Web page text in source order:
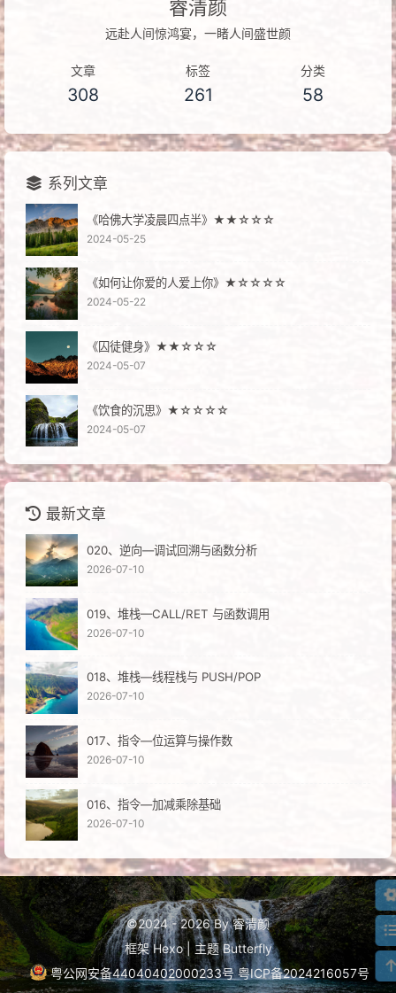
睿清颜
远赴人间惊鸿宴，一睹人间盛世颜
文章
308
标签
261
分类
58
系列文章
《哈佛大学凌晨四点半》★★☆☆☆
2024-05-25
《如何让你爱的人爱上你》★☆☆☆☆
2024-05-22
《囚徒健身》★★☆☆☆
2024-05-07
《饮食的沉思》★☆☆☆☆
2024-05-07
最新文章
020、逆向—调试回溯与函数分析
2026-07-10
019、堆栈—CALL/RET 与函数调用
2026-07-10
018、堆栈—线程栈与 PUSH/POP
2026-07-10
017、指令—位运算与操作数
2026-07-10
016、指令—加减乘除基础
2026-07-10
©2024 - 2026 By 睿清颜
框架Hexo 主题Butterfly
粤公网安备44040402000233号粤ICP备2024216057号